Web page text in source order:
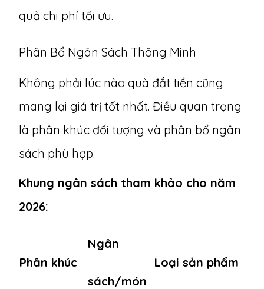
quả chi phí tối ưu.
Phân Bổ Ngân Sách Thông Minh
Không phải lúc nào quà đắt tiền cũng
mang lại giá trị tốt nhất. Điều quan trọng
là phân khúc đối tượng và phân bổ ngân
sách phù hợp.
Khung ngân sách tham khảo cho năm
2026:
Phân khúc
Ngân
sách/món
Loại sản phẩm